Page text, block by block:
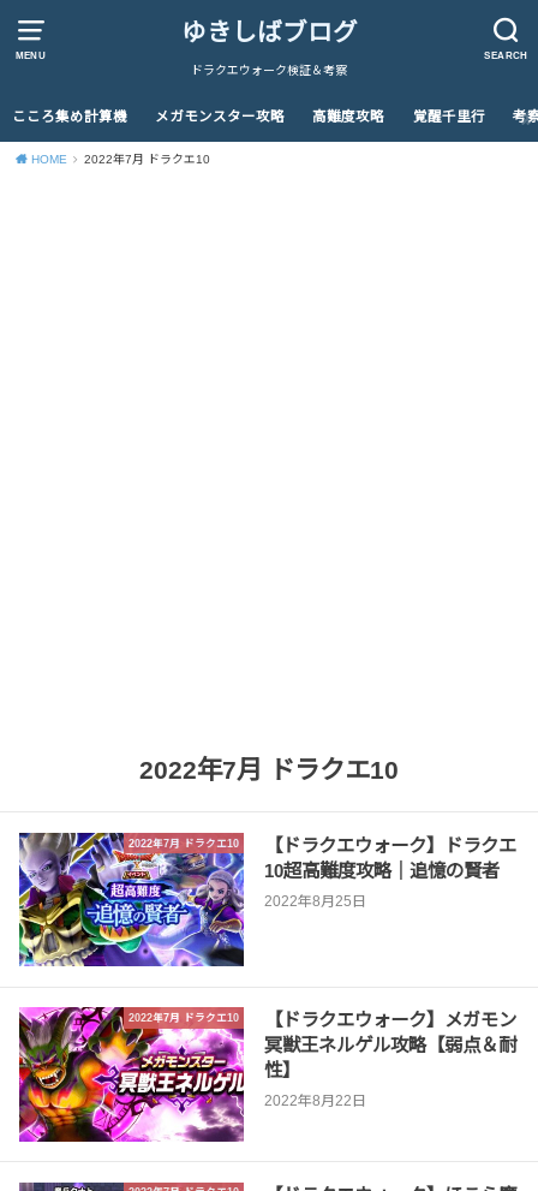
MENU SEARCH
ゆきしばブログ
ドラクエウォーク検証＆考察
こころ集め計算機 メガモンスター攻略 高難度攻略 覚醒千里行 考
HOME 2022年7月 ドラクエ10
2022年7月 ドラクエ10
2022年7月 ドラクエ10
【ドラクエウォーク】ドラクエ
10超高難度攻略｜追憶の賢者
2022年8月25日
2022年7月 ドラクエ10
【ドラクエウォーク】メガモン
冥獣王ネルゲル攻略【弱点＆耐
性】
2022年8月22日